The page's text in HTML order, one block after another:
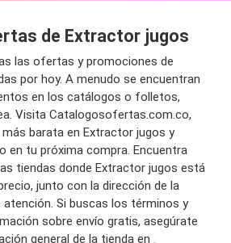
de Extractor jugos
las ofertas y promociones de
por hoy. A menudo se encuentran
en los catálogos o folletos,
Visita Catalogosofertas.com.co,
barata en Extractor jugos y
en tu próxima compra. Encuentra
tiendas donde Extractor jugos está
junto con la dirección de la
atención. Si buscas los términos y
sobre envío gratis, asegúrate
general de la tienda en